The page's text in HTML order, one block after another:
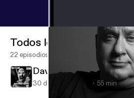
Todos los episodios
22 episodios
David Howard Thornton
30 de sep de 2022 55 min